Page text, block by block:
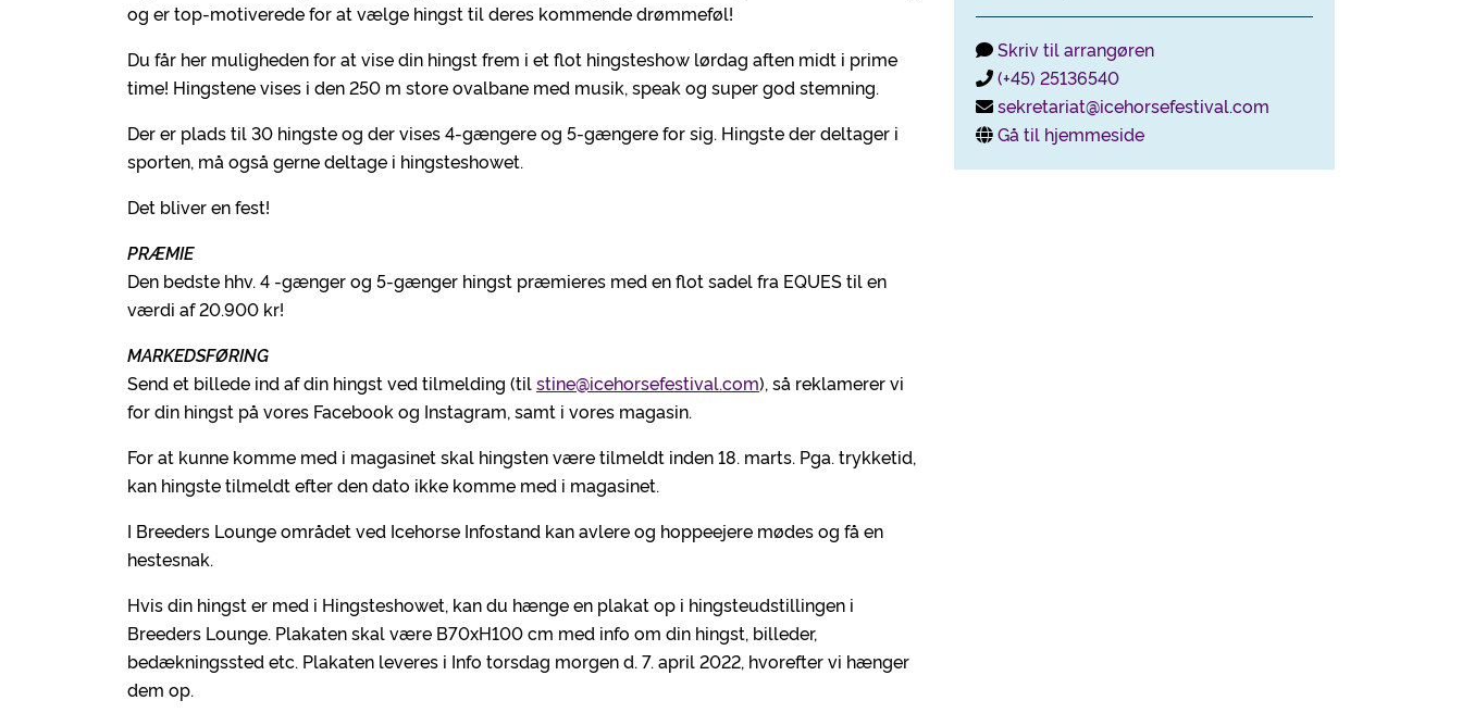
og er top-motiverede for at vælge hingst til deres kommende drømmeføl!
Du får her muligheden for at vise din hingst frem i et flot hingsteshow lørdag aften midt i prime
time! Hingstene vises i den 250 m store ovalbane med musik, speak og super god stemning.
Der er plads til 30 hingste og der vises 4-gængere og 5-gængere for sig. Hingste der deltager i
sporten, må også gerne deltage i hingsteshowet.
Det bliver en fest!
PRÆMIE
Den bedste hhv. 4 -gænger og 5-gænger hingst præmieres med en flot sadel fra EQUES til en
værdi af 20.900 kr!
MARKEDSFØRING
Send et billede ind af din hingst ved tilmelding (tilstine@icehorsefestival.com), så reklamerer vi
for din hingst på vores Facebook og Instagram, samt i vores magasin.
For at kunne komme med i magasinet skal hingsten være tilmeldt inden 18. marts. Pga. trykketid,
kan hingste tilmeldt efter den dato ikke komme med i magasinet.
I Breeders Lounge området ved Icehorse Infostand kan avlere og hoppeejere mødes og få en
hestesnak.
Hvis din hingst er med i Hingsteshowet, kan du hænge en plakat op i hingsteudstillingen i
Breeders Lounge. Plakaten skal være B70xH100 cm med info om din hingst, billeder,
bedækningssted etc. Plakaten leveres i Info torsdag morgen d. 7. april 2022, hvorefter vi hænger
dem op.
Skriv til arrangøren
(+45) 25136540
sekretariat@icehorsefestival.com
Gå til hjemmeside